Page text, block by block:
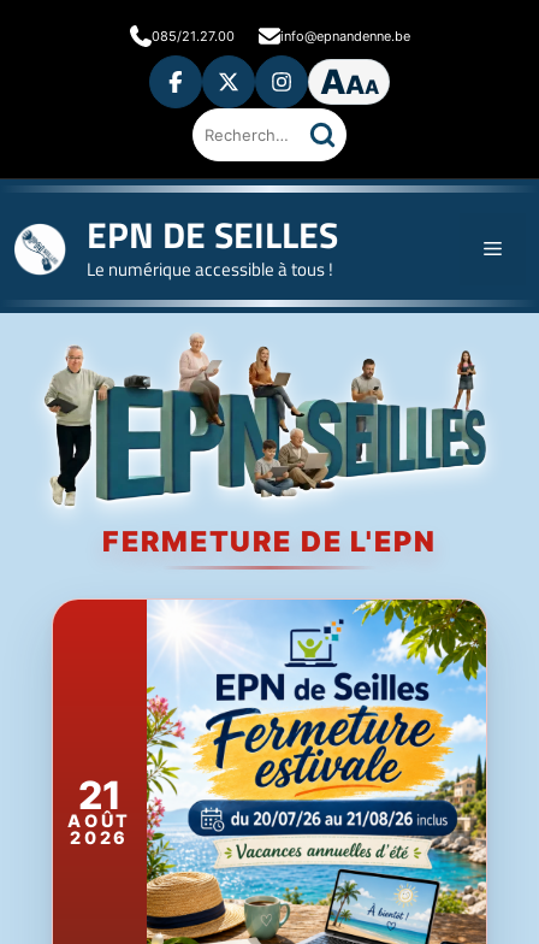
085/21.27.00 info@epnandenne.be
AAA
Rechercher
sur
le
EPN DE SEILLES
Le numérique accessible à tous !
Accueil
FERMETURE DE L'EPN
21
AOÛT
2026